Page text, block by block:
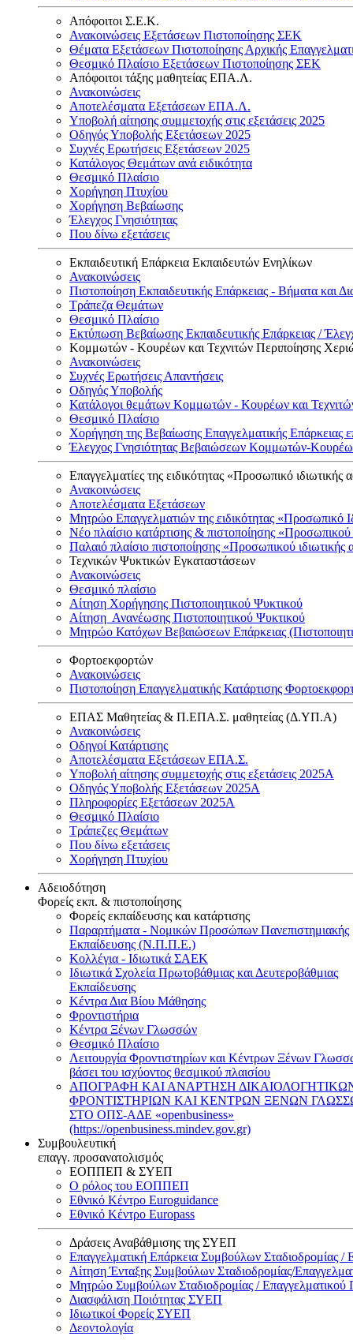
Απόφοιτοι Σ.Ε.Κ.
Ανακοινώσεις Εξετάσεων Πιστοποίησης ΣΕΚ
Θέματα Εξετάσεων Πιστοποίησης Αρχικής
Θεσμικό Πλαίσιο Εξετάσεων Πιστοποίησης ΣΕΚ
Απόφοιτοι τάξης μαθητείας ΕΠΑ.Λ.
Ανακοινώσεις
Αποτελέσματα Εξετάσεων ΕΠΑ.Λ.
Υποβολή αίτησης συμμετοχής στις εξετάσεις 2025
Οδηγός Υποβολής Εξετάσεων 2025
Συχνές Ερωτήσεις Εξετάσεων 2025
Κατάλογος Θεμάτων ανά ειδικότητα
Θεσμικό Πλαίσιο
Χορήγηση Πτυχίου
Χορήγηση Βεβαίωσης
Έλεγχος Γνησιότητας
Που δίνω εξετάσεις
Εκπαιδευτική Επάρκεια Εκπαιδευτών Ενηλίκων
Ανακοινώσεις
Πιστοποίηση Εκπαιδευτικής Επάρκειας - Βήματα και
Τράπεζα Θεμάτων
Θεσμικό Πλαίσιο
Εκτύπωση Βεβαίωσης Εκπαιδευτικής Επάρκειας /
Κομμωτών - Κουρέων και Τεχνιτών Περιποίησης
Ανακοινώσεις
Συχνές Ερωτήσεις Απαντήσεις
Οδηγός Υποβολής
Κατάλογοι θεμάτων Κομμωτών - Κουρέων και
Θεσμικό Πλαίσιο
Χορήγηση της Βεβαίωσης Επαγγελματικής
Έλεγχος Γνησιότητας Βεβαιώσεων Κομμωτών-
Επαγγελματίες της ειδικότητας «Προσωπικό ιδιωτικής
Ανακοινώσεις
Αποτελέσματα Εξετάσεων
Μητρώο Επαγγελματιών της ειδικότητας «Προσωπικό
Νέο πλαίσιο κατάρτισης & πιστοποίησης «Προσωπικού
Παλαιό πλαίσιο πιστοποίησης «Προσωπικού
Τεχνικών Ψυκτικών Εγκαταστάσεων
Ανακοινώσεις
Θεσμικό πλαίσιο
Αίτηση Χορήγησης Πιστοποιητικού Ψυκτικού
Αίτηση Ανανέωσης Πιστοποιητικού Ψυκτικού
Μητρώο Κατόχων Βεβαιώσεων Επάρκειας
Φορτοεκφορτών
Ανακοινώσεις
Πιστοποίηση Επαγγελματικής Κατάρτισης
ΕΠΑΣ Μαθητείας & Π.ΕΠΑ.Σ. μαθητείας (Δ.ΥΠ.Α)
Ανακοινώσεις
Oδηγοί Κατάρτισης
Αποτελέσματα Εξετάσεων ΕΠΑ.Σ.
Υποβολή αίτησης συμμετοχής στις εξετάσεις 2025Α
Οδηγός Υποβολής Εξετάσεων 2025A
Πληροφορίες Εξετάσεων 2025Α
Θεσμικό Πλαίσιο
Τράπεζες Θεμάτων
Που δίνω εξετάσεις
Χορήγηση Πτυχίου
Αδειοδότηση
Φορείς εκπ. & πιστοποίησης
Φορείς εκπαίδευσης και κατάρτισης
Παραρτήματα - Νομικών Προσώπων Πανεπιστημιακής
Εκπαίδευσης (Ν.Π.Π.Ε.)
Κολλέγια - Ιδιωτικά ΣΑΕΚ
Ιδιωτικά Σχολεία Πρωτοβάθμιας και Δευτεροβάθμιας
Εκπαίδευσης
Κέντρα Δια Βίου Μάθησης
Φροντιστήρια
Κέντρα Ξένων Γλωσσών
Θεσμικό Πλαίσιο
Λειτουργία Φροντιστηρίων και Κέντρων Ξένων
βάσει του ισχύοντος θεσμικού πλαισίου
ΑΠΟΓΡΑΦΗ ΚΑΙ ΑΝΑΡΤΗΣΗ
ΦΡΟΝΤΙΣΤΗΡΙΩΝ ΚΑΙ ΚΕΝΤΡΩΝ ΞΕΝΩΝ
ΣΤΟ ΟΠΣ-ΑΔΕ «openbusiness»
(https://openbusiness.mindev.gov.gr)
Συμβουλευτική
επαγγ. προσανατολισμός
ΕΟΠΠΕΠ & ΣΥΕΠ
Ο ρόλος του ΕΟΠΠΕΠ
Εθνικό Κέντρο Euroguidance
Εθνικό Κέντρο Europass
Δράσεις Αναβάθμισης της ΣΥΕΠ
Επαγγελματική Επάρκεια Συμβούλων Σταδιοδρομίας /
Αίτηση Ένταξης Συμβούλων Σταδιοδρομίας/
Μητρώο Συμβούλων Σταδιοδρομίας / Επαγγελματικού
Διασφάλιση Ποιότητας ΣΥΕΠ
Ιδιωτικοί Φορείς ΣΥΕΠ
Δεοντολογία